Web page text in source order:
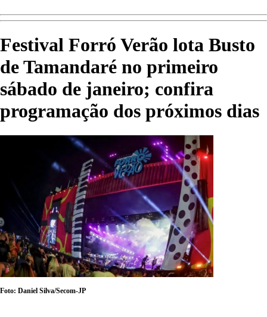
Festival Forró Verão lota Busto
de Tamandaré no primeiro
sábado de janeiro; confira
programação dos próximos dias
Foto: Daniel Silva/Secom-JP